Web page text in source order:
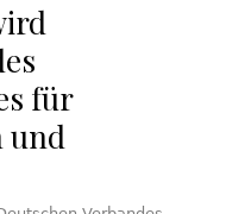
für
und